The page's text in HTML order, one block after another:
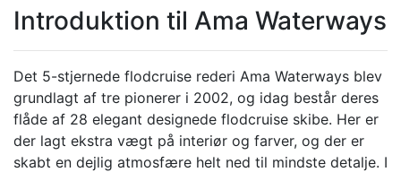
Introduktion til Ama Waterways
Det 5-stjernede flodcruise rederi Ama Waterways blev
grundlagt af tre pionerer i 2002, og idag består deres
flåde af 28 elegant designede flodcruise skibe. Her er
der lagt ekstra vægt på interiør og farver, og der er
skabt en dejlig atmosfære helt ned til mindste detalje. I